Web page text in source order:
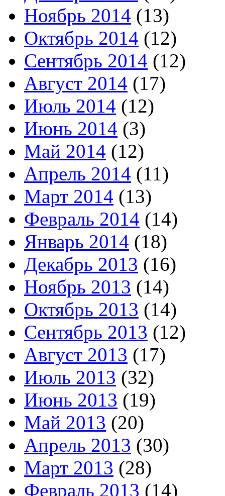
Ноябрь 2014 (13)
Октябрь 2014 (12)
Сентябрь 2014 (12)
Август 2014 (17)
Июль 2014 (12)
Июнь 2014 (3)
Май 2014 (12)
Апрель 2014 (11)
Март 2014 (13)
Февраль 2014 (14)
Январь 2014 (18)
Декабрь 2013 (16)
Ноябрь 2013 (14)
Октябрь 2013 (14)
Сентябрь 2013 (12)
Август 2013 (17)
Июль 2013 (32)
Июнь 2013 (19)
Май 2013 (20)
Апрель 2013 (30)
Март 2013 (28)
Февраль 2013 (14)